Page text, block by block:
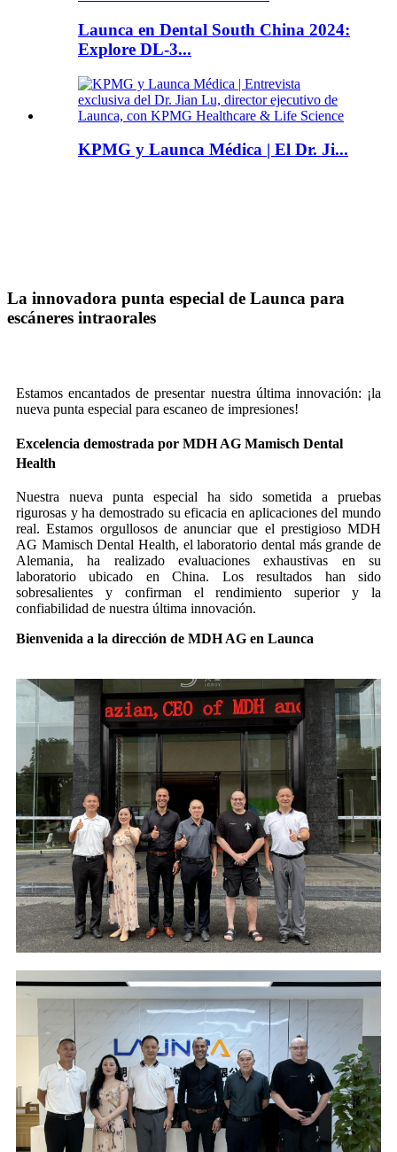
Launca en Dental South China 2024:
Explore DL-3...
KPMG y Launca Médica | El Dr. Ji...
La innovadora punta especial de Launca para
escáneres intraorales
Estamos encantados de presentar nuestra última innovación: ¡la
nueva punta especial para escaneo de impresiones!
Excelencia demostrada por MDH AG Mamisch Dental
Health
Nuestra nueva punta especial ha sido sometida a pruebas
rigurosas y ha demostrado su eficacia en aplicaciones del mundo
real. Estamos orgullosos de anunciar que el prestigioso MDH
AG Mamisch Dental Health, el laboratorio dental más grande de
Alemania, ha realizado evaluaciones exhaustivas en su
laboratorio ubicado en China. Los resultados han sido
sobresalientes y confirman el rendimiento superior y la
confiabilidad de nuestra última innovación.
Bienvenida a la dirección de MDH AG en Launca